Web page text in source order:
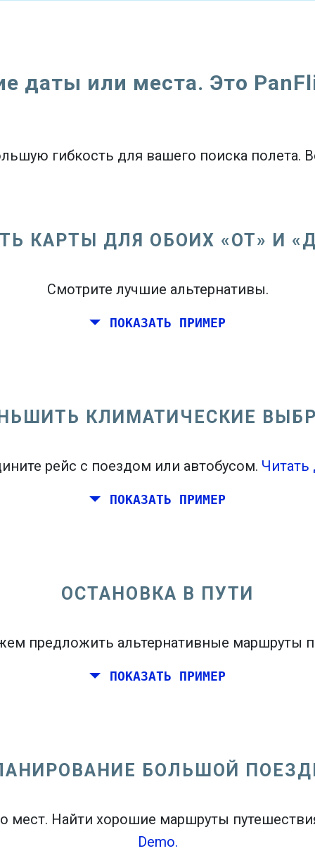
даты или места. Это
гибкость для вашего поиска полета.
КАРТЫ ДЛЯ ОБОИХ «ОТ» И
Смотрите лучшие альтернативы.
ПОКАЗАТЬ ПРИМЕР
КЛИМАТИЧЕСКИЕ
рейс с поездом или автобусом. Читать
ПОКАЗАТЬ ПРИМЕР
или
ОСТАНОВКА В ПУТИ
предложить альтернативные маршруты
ПОКАЗАТЬ ПРИМЕР
БОЛЬШОЙ
мест. Найти хорошие маршруты
Demo.